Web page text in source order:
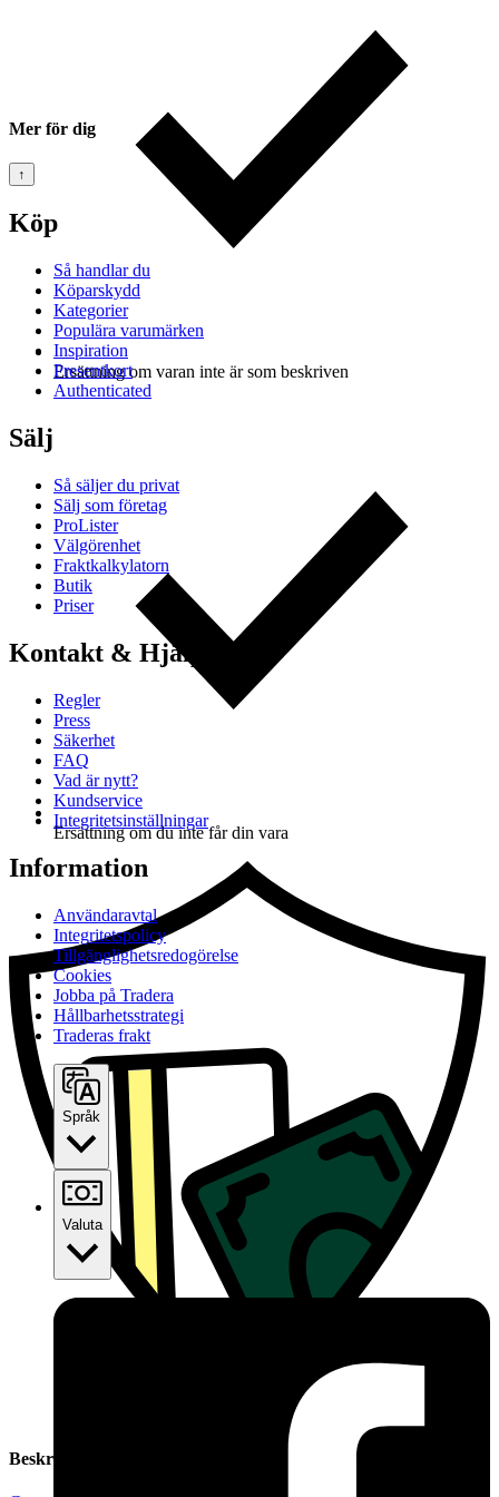
Ersättning om varan inte är som beskriven
Ersättning om du inte får din vara
Beskrivning
Mer för dig
↑
Köp
Så handlar du
Köparskydd
Kategorier
Populära varumärken
Inspiration
Presentkort
Authenticated
Sälj
Så säljer du privat
Sälj som företag
ProLister
Välgörenhet
Fraktkalkylatorn
Butik
Priser
Kontakt & Hjälp
Regler
Press
Säkerhet
FAQ
Vad är nytt?
Kundservice
Integritetsinställningar
Information
Användaravtal
Integritetspolicy
Tillgänglighetsredogörelse
Cookies
Jobba på Tradera
Hållbarhetsstrategi
Traderas frakt
Språk
Valuta